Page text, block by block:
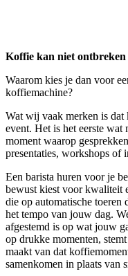
Koffie kan niet ontbreken
Waarom kies je dan voor
koffiemachine?
Wat wij vaak merken is dat
event. Het is het eerste wat
moment waarop
presentaties, workshops of
Een barista huren voor je
bewust kiest voor kwaliteit
die op automatische toeren
het tempo van jouw dag.
afgestemd is op wat jouw
op drukke momenten,
maakt van dat
samenkomen in plaats van